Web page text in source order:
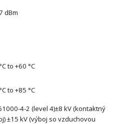
dBm
to +60 °C
to +85 °C
4-2 (level 4)±8 kV (kontaktný
±15 kV (výboj so vzduchovou